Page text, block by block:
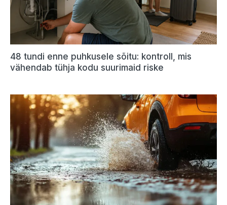
48 tundi enne puhkusele sõitu: kontroll, mis
vähendab tühja kodu suurimaid riske